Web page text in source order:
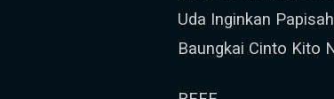
Uda Inginkan
Baungkai Cinto Kito